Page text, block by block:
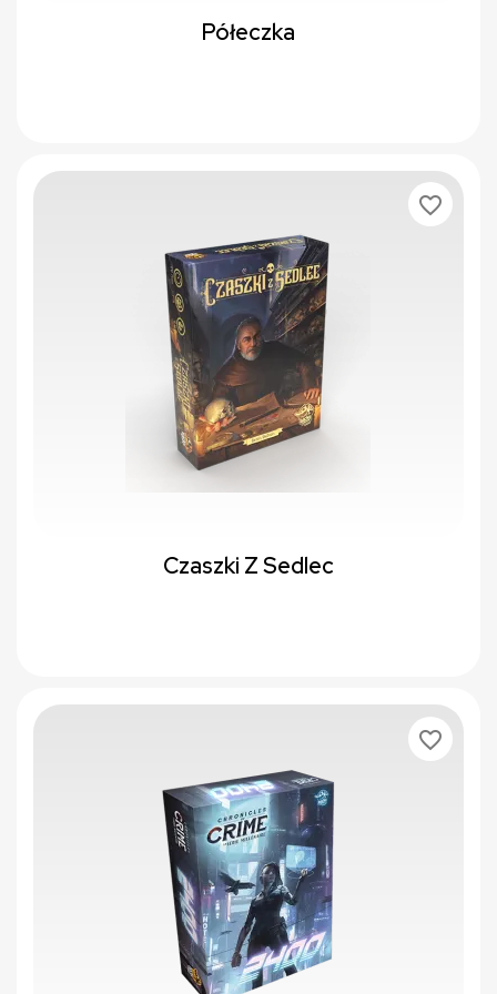
Półeczka
Czaszki Z Sedlec
favorite_border
favorite_border